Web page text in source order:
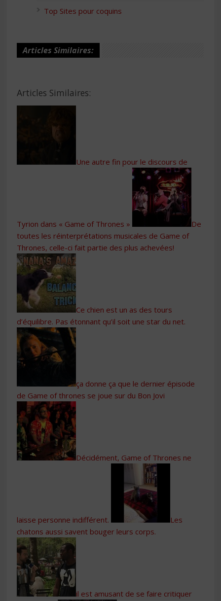
Top Sites pour coquins
Articles Similaires:
Articles Similaires:
Une autre fin pour le discours de
Tyrion dans « Game of Thrones »
De
toutes les réinterprétations musicales de Game of
Thrones, celle-ci fait partie des plus achevées!
Ce chien est un as des tours
d’équilibre. Pas étonnant qu’il soit une star du net.
ça donne ça que le dernier épisode
de Game of thrones se joue sur du Bon Jovi
Décidément, Game of Thrones ne
laisse personne indifférent.
Les
chatons aussi savent bouger leurs corps.
il est amusant de se faire critiquer